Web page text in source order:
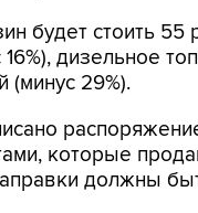
будет стоить 55
дизельное
(минус 29%).
которые
должны